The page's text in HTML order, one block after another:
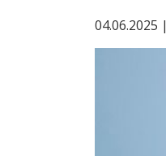
04.06.2025 |